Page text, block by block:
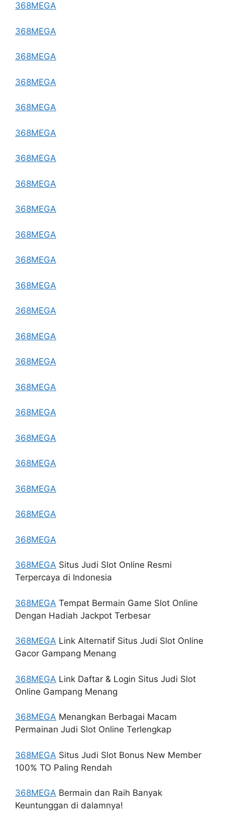
368MEGA
368MEGA
368MEGA
368MEGA
368MEGA
368MEGA
368MEGA
368MEGA
368MEGA
368MEGA
368MEGA
368MEGA
368MEGA
368MEGA
368MEGA
368MEGA
368MEGA
368MEGA
368MEGA
368MEGA
368MEGA
368MEGA
368MEGA Situs Judi Slot Online Resmi
Terpercaya di Indonesia
368MEGA Tempat Bermain Game Slot Online
Dengan Hadiah Jackpot Terbesar
368MEGA Link Alternatif Situs Judi Slot Online
Gacor Gampang Menang
368MEGA Link Daftar & Login Situs Judi Slot
Online Gampang Menang
368MEGA Menangkan Berbagai Macam
Permainan Judi Slot Online Terlengkap
368MEGA Situs Judi Slot Bonus New Member
100% TO Paling Rendah
368MEGA Bermain dan Raih Banyak
Keuntunggan di dalamnya!